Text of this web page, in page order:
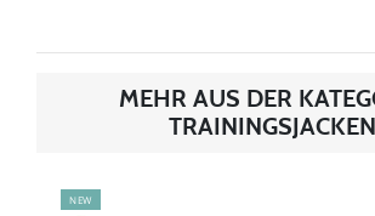
MEHR AUS DER
TRAININGSJACKEN
NEW